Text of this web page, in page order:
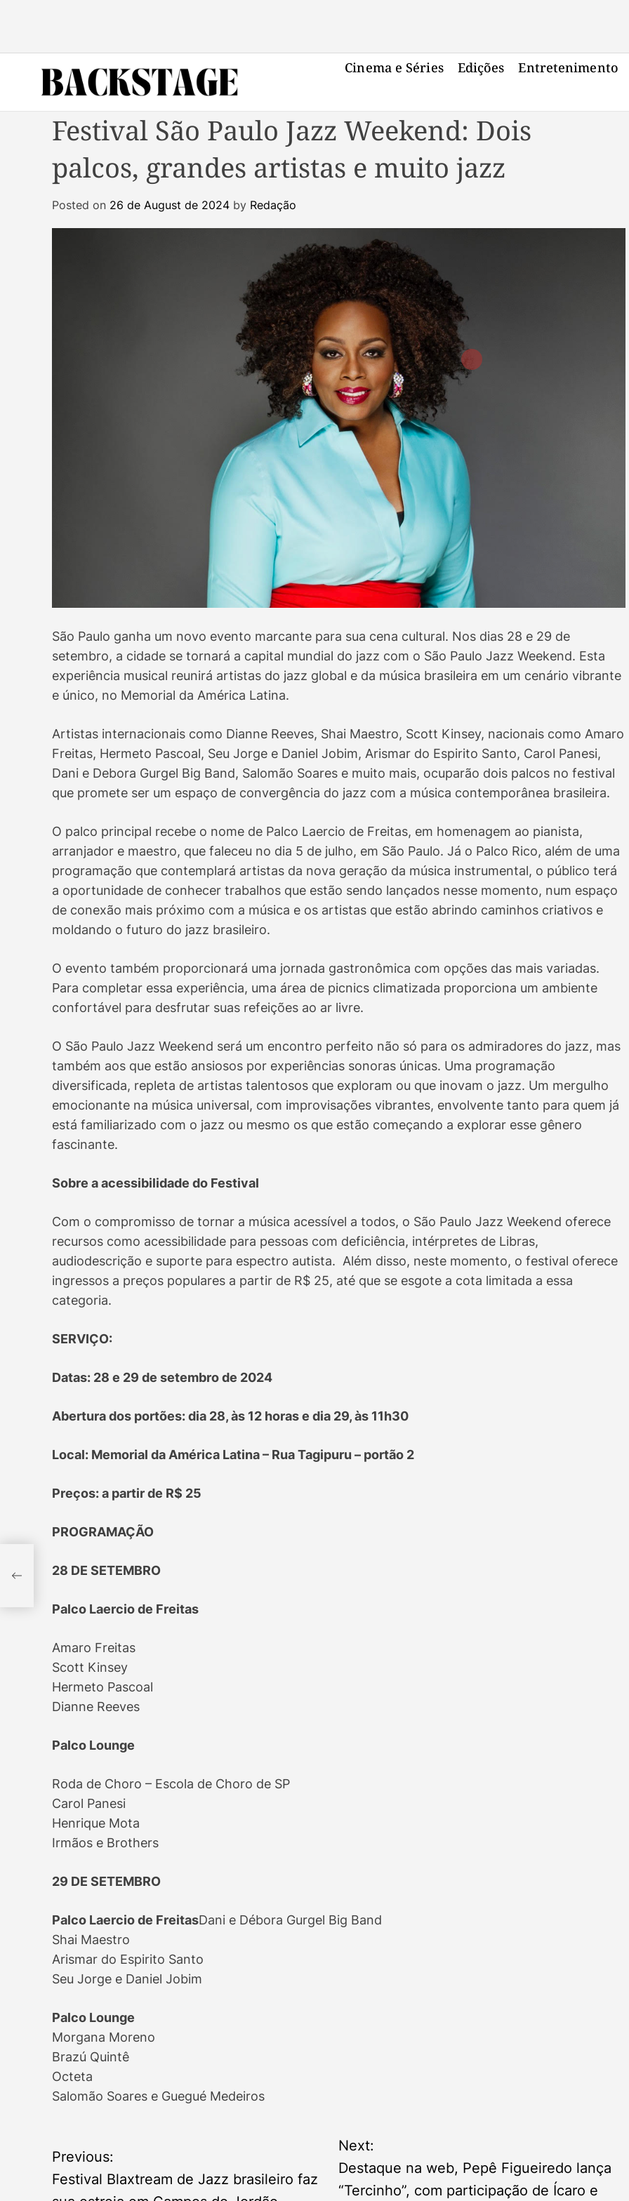
c
Cinema e Séries Edições Entretenimento
Festival São Paulo Jazz Weekend: Dois
palcos, grandes artistas e muito jazz
Posted on 26 de August de 2024 by Redação
São Paulo ganha um novo evento marcante para sua cena cultural. Nos dias 28 e 29 de
setembro, a cidade se tornará a capital mundial do jazz com o São Paulo Jazz Weekend. Esta
experiência musical reunirá artistas do jazz global e da música brasileira em um cenário vibrante
e único, no Memorial da América Latina.
Artistas internacionais como Dianne Reeves, Shai Maestro, Scott Kinsey, nacionais como Amaro
Freitas, Hermeto Pascoal, Seu Jorge e Daniel Jobim, Arismar do Espirito Santo, Carol Panesi,
Dani e Debora Gurgel Big Band, Salomão Soares e muito mais, ocuparão dois palcos no festival
que promete ser um espaço de convergência do jazz com a música contemporânea brasileira.
O palco principal recebe o nome de Palco Laercio de Freitas, em homenagem ao pianista,
arranjador e maestro, que faleceu no dia 5 de julho, em São Paulo. Já o Palco Rico, além de uma
programação que contemplará artistas da nova geração da música instrumental, o público terá
a oportunidade de conhecer trabalhos que estão sendo lançados nesse momento, num espaço
de conexão mais próximo com a música e os artistas que estão abrindo caminhos criativos e
moldando o futuro do jazz brasileiro.
O evento também proporcionará uma jornada gastronômica com opções das mais variadas.
Para completar essa experiência, uma área de picnics climatizada proporciona um ambiente
confortável para desfrutar suas refeições ao ar livre.
O São Paulo Jazz Weekend será um encontro perfeito não só para os admiradores do jazz, mas
também aos que estão ansiosos por experiências sonoras únicas. Uma programação
diversificada, repleta de artistas talentosos que exploram ou que inovam o jazz. Um mergulho
emocionante na música universal, com improvisações vibrantes, envolvente tanto para quem já
está familiarizado com o jazz ou mesmo os que estão começando a explorar esse gênero
fascinante.
Sobre a acessibilidade do Festival
Com o compromisso de tornar a música acessível a todos, o São Paulo Jazz Weekend oferece
recursos como acessibilidade para pessoas com deficiência, intérpretes de Libras,
audiodescrição e suporte para espectro autista. Além disso, neste momento, o festival oferece
ingressos a preços populares a partir de R$ 25, até que se esgote a cota limitada a essa
categoria.
SERVIÇO:
Datas: 28 e 29 de setembro de 2024
Abertura dos portões: dia 28, às 12 horas e dia 29, às 11h30
Local: Memorial da América Latina – Rua Tagipuru – portão 2
Preços: a partir de R$ 25
PROGRAMAÇÃO
28 DE SETEMBRO
Palco Laercio de Freitas
Amaro Freitas
Scott Kinsey
Hermeto Pascoal
Dianne Reeves
Palco Lounge
Roda de Choro – Escola de Choro de SP
Carol Panesi
Henrique Mota
Irmãos e Brothers
29 DE SETEMBRO
Palco Laercio de FreitasDani e Débora Gurgel Big Band
Shai Maestro
Arismar do Espirito Santo
Seu Jorge e Daniel Jobim
Palco Lounge
Morgana Moreno
Brazú Quintê
Octeta
Salomão Soares e Guegué Medeiros
P
o
Previous:
Festival Blaxtream de Jazz brasileiro faz
Next:
Destaque na web, Pepê Figueiredo lança
“Tercinho”, com participação de Ícaro e